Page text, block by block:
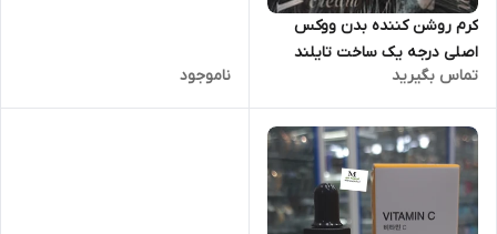
کرم روشن کننده بدن ووکس
اصلی درجه یک ساخت تایلند
حجم 100گرم
تماس بگیرید ناموجود